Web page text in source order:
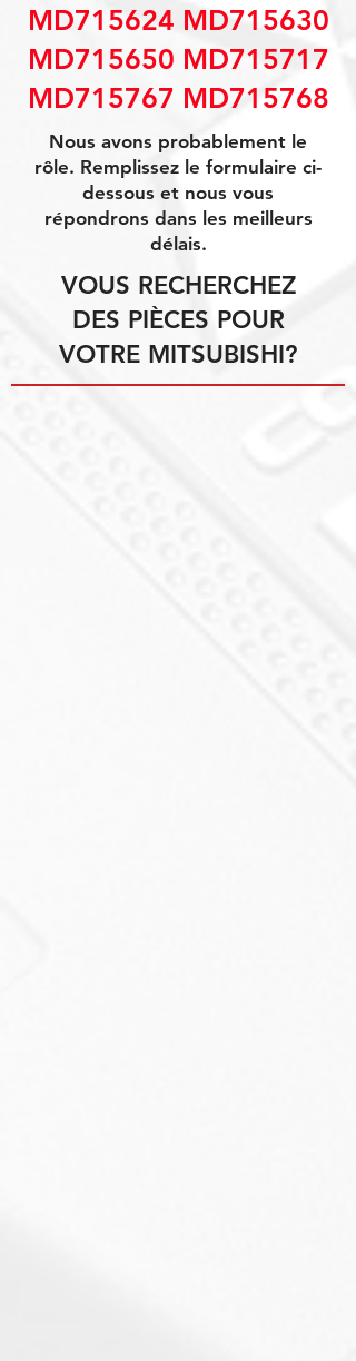
MD715624 MD715630
MD715650 MD715717
MD715767 MD715768
Nous avons probablement le
rôle. Remplissez le formulaire ci-
dessous et nous vous
répondrons dans les meilleurs
délais.
VOUS RECHERCHEZ
DES PIÈCES POUR
VOTRE MITSUBISHI?